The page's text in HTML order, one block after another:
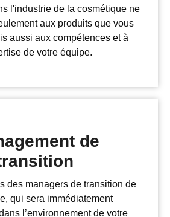
l'industrie de la cosmétique ne
aux produits que vous
aussi aux compétences et à
de votre équipe.
de
des managers de transition de
qui sera immédiatement
l’environnement de votre